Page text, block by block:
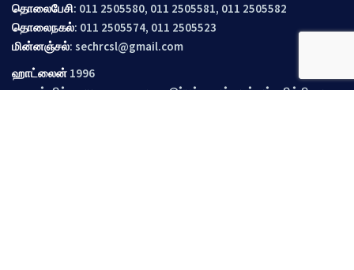
தொலைபேசி: 011 2505580, 011 2505581, 011 2505582
தொலைநகல்: 011 2505574, 011 2505523
மின்னஞ்சல்: sechrcsl@gmail.com
ஹாட்லைன் 1996
– தன்னிச்சையான கைது, தடுப்புக்காவல் மற்றும் சித்திரவதை